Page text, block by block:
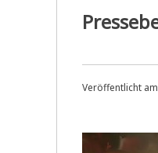
Veröffentlicht am